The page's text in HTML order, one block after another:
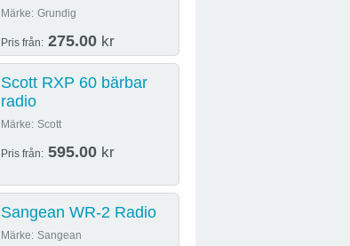
Märke: Grundig
Pris från: 275.00 kr
Scott RXP 60 bärbar
radio
Märke: Scott
Pris från: 595.00 kr
Sangean WR-2 Radio
Märke: Sangean